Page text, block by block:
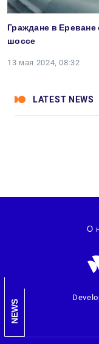
Граждане в
шоссе
13 мая 2024, 08:32
LATEST NEWS
NEWS
О